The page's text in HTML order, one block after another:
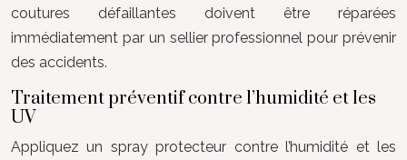
coutures défaillantes doivent être réparées
immédiatement par un sellier professionnel pour prévenir
des accidents.
Traitement préventif contre l’humidité et les
UV
Appliquez un spray protecteur contre l’humidité et les